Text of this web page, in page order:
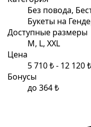
Без повода,
Букеты на
Доступные размеры
M, L, XXL
Цена
5 710 ₺ - 12 120 ₺
Бонусы
до 364 ₺